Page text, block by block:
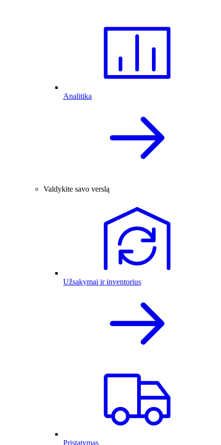
Analitika
Valdykite savo verslą
Užsakymai ir inventorius
Pristatymas